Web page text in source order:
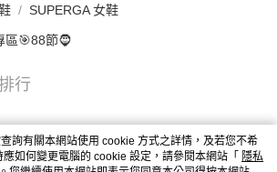
SUPERGA 女鞋
區🎯88節🧔
行
詢有關本網站使用 cookie 方式之詳情，及若您不希
如何變更電腦的 cookie 設定，請參閱本網站「 隱私